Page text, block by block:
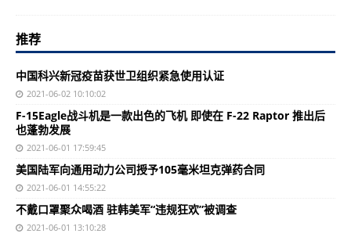
推荐
中国科兴新冠疫苗获世卫组织紧急使用认证
2021-06-02 10:10:02
F-15Eagle战斗机是一款出色的飞机 即使在 F-22 Raptor 推出后
也蓬勃发展
2021-06-01 17:59:45
美国陆军向通用动力公司授予105毫米坦克弹药合同
2021-06-01 14:55:22
不戴口罩聚众喝酒 驻韩美军“违规狂欢”被调查
2021-06-01 13:10:28